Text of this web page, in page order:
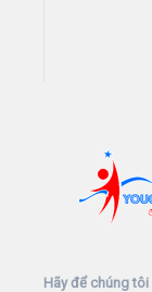
Hãy để chúng